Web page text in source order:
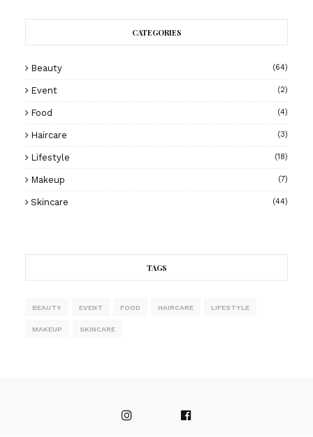
CATEGORIES
Beauty (64)
Event (2)
Food (4)
Haircare (3)
Lifestyle (18)
Makeup (7)
Skincare (44)
TAGS
BEAUTY EVENT FOOD HAIRCARE LIFESTYLE
MAKEUP SKINCARE